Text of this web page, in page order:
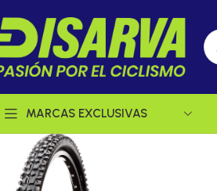
MARCAS EXCLUSIVAS